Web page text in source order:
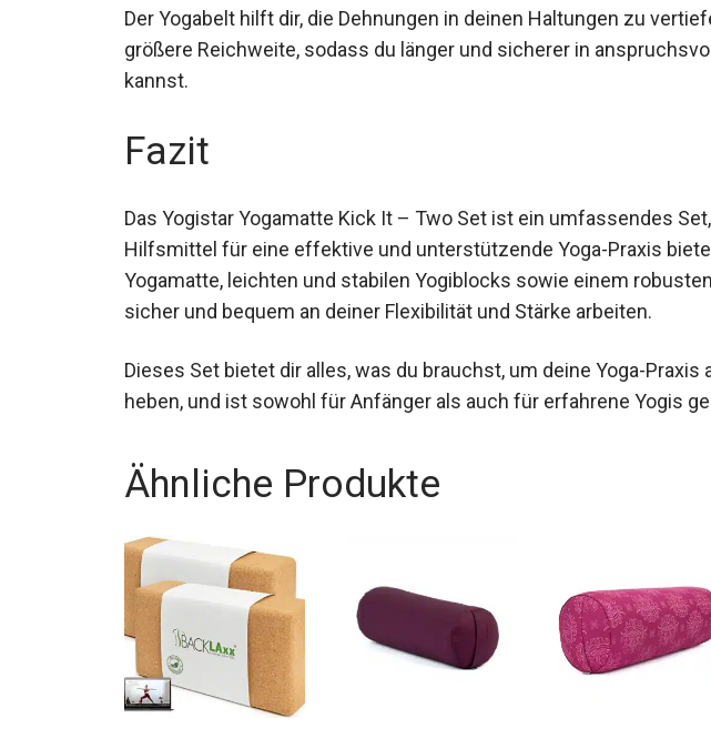
Der Yogabelt hilft dir, die Dehnungen in deinen Haltungen zu
größere Reichweite, sodass du länger und sicherer in
kannst.
Fazit
Das Yogistar Yogamatte Kick It – Two Set ist ein umfassendes
Hilfsmittel für eine effektive und unterstützende Yoga-Praxis
Yogamatte, leichten und stabilen Yogiblocks sowie einem
sicher und bequem an deiner Flexibilität und Stärke arbeiten.
Dieses Set bietet dir alles, was du brauchst, um deine Yoga-Praxis
heben, und ist sowohl für Anfänger als auch für erfahrene Yogis
Ähnliche Produkte